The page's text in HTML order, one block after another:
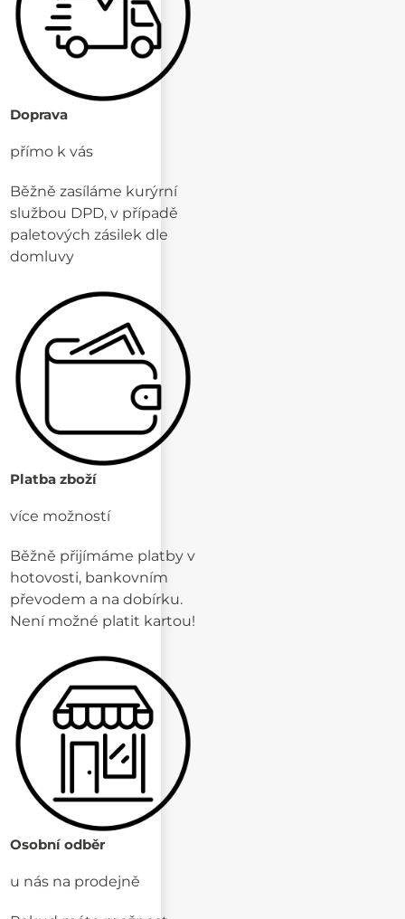
Doprava
přímo k vás
Běžně zasíláme kurýrní
službou DPD, v případě
paletových zásilek dle
domluvy
Platba zboží
více možností
Běžně přijímáme platby v
hotovosti, bankovním
převodem a na dobírku.
Není možné platit kartou!
Osobní odběr
u nás na prodejně